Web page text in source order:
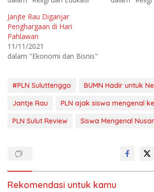
d
a
T
w
i
t
e
r
m
b
k
a
a
g
n
d
i
F
b
o
M
e
a
d
a
a
Janjte Rau Diganjar
Penghargaan di Hari
Pahlawan
11/11/2021
dalam "Ekonomi dan Bisnis"
#PLN Suluttenggo
BUMN Hadir untuk
Jantje Rau
PLN ajak siswa mengenal
PLN Sulut Review
Siswa Mengenal
Rekomendasi untuk kamu